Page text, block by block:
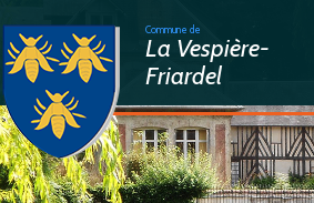
Commune de
La Vespière-
Friardel
>